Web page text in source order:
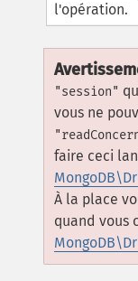
l'opération.
"session"
vous ne
faire ceci
À la place
quand vous